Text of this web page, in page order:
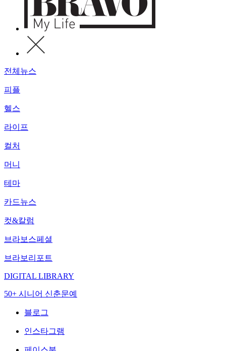
전체뉴스
피플
헬스
라이프
컬처
머니
테마
카드뉴스
컷&칼럼
브라보스페셜
브라보리포트
DIGITAL LIBRARY
50+ 시니어 신춘문예
블로그
인스타그램